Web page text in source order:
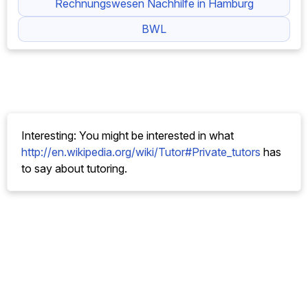
Rechnungswesen Nachhilfe in Hamburg
BWL
Interesting: You might be interested in what
http://en.wikipedia.org/wiki/Tutor#Private_tutors has
to say about tutoring.